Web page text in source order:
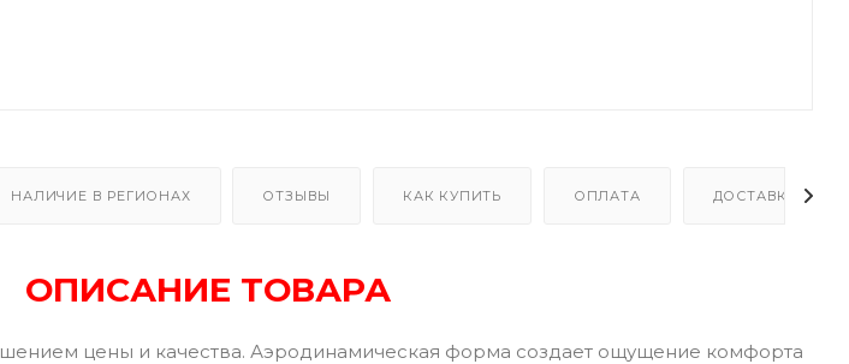
НАЛИЧИЕ В РЕГИОНАХ ОТЗЫВЫ КАК КУПИТЬ ОПЛАТА ДОСТАВКА
ОПИСАНИЕ ТОВАРА
цены и качества. Аэродинамическая форма создает ощущение комфорта